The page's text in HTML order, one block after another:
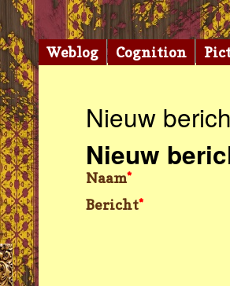
Nieuw
Nieuw
Naam*
Bericht*
Weblog Cognition